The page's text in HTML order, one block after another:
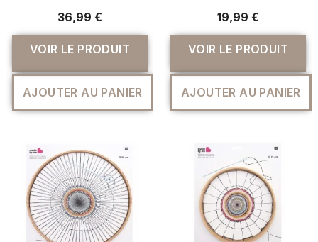
36,99 €
VOIR LE PRODUIT
AJOUTER AU PANIER
19,99 €
VOIR LE PRODUIT
AJOUTER AU PANIER